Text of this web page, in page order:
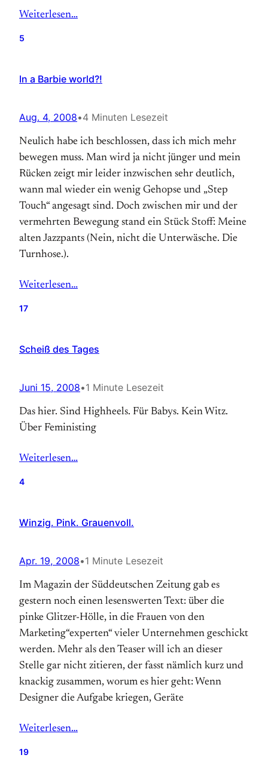
Weiterlesen…
5
In a Barbie world?!
Aug. 4, 2008•4 Minuten Lesezeit
Neulich habe ich beschlossen, dass ich mich mehr
bewegen muss. Man wird ja nicht jünger und mein
Rücken zeigt mir leider inzwischen sehr deutlich,
wann mal wieder ein wenig Gehopse und „Step
Touch“ angesagt sind. Doch zwischen mir und der
vermehrten Bewegung stand ein Stück Stoff: Meine
alten Jazzpants (Nein, nicht die Unterwäsche. Die
Turnhose.).
Weiterlesen…
17
Scheiß des Tages
Juni 15, 2008•1 Minute Lesezeit
Das hier. Sind Highheels. Für Babys. Kein Witz.
Über Feministing
Weiterlesen…
4
Winzig. Pink. Grauenvoll.
Apr. 19, 2008•1 Minute Lesezeit
Im Magazin der Süddeutschen Zeitung gab es
gestern noch einen lesenswerten Text: über die
pinke Glitzer-Hölle, in die Frauen von den
Marketing“experten“ vieler Unternehmen geschickt
werden. Mehr als den Teaser will ich an dieser
Stelle gar nicht zitieren, der fasst nämlich kurz und
knackig zusammen, worum es hier geht: Wenn
Designer die Aufgabe kriegen, Geräte
Weiterlesen…
19